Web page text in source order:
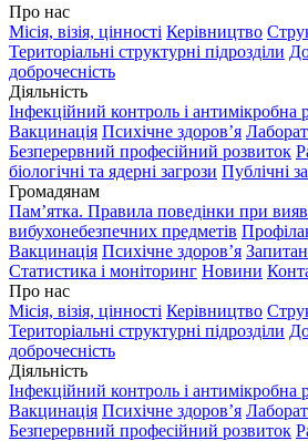
Про нас
Місія, візія, цінності Керівництво
Територіальні структурні підрозділи
доброчесність
Діяльність
Інфекційний контроль і антимікробна
Вакцинація Психічне здоров’я
Безперервний професійний розвиток
біологічні та ядерні загрози Публічні
Громадянам
Пам’ятка. Правила поведінки при
вибухонебезпечних предметів
Вакцинація Психічне здоров’я
Статистика і моніторинг Новини
Про нас
Місія, візія, цінності Керівництво
Територіальні структурні підрозділи
доброчесність
Діяльність
Інфекційний контроль і антимікробна
Вакцинація Психічне здоров’я
Безперервний професійний розвиток